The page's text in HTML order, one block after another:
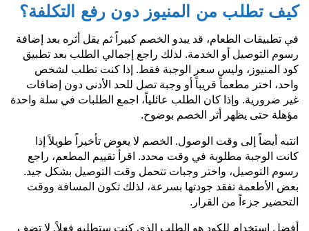
كيف تطلب من المنيوز دون رفع التكلفة؟
في تطبيقات الطعام، قد يبدو الخصم كبيراً ثم يقل أثره بعد إضافة
رسوم التوصيل أو الخدمة. لذلك راجع إجمالي الطلب بعد تطبيق
كود المنيوز، وليس سعر الوجبة فقط. إذا كنت تطلب لشخص
واحد، اختر مطعماً قريباً أو وجبة تصل للحد الأدنى دون إضافات
غير ضرورية. وإذا كان الطلب عائلياً، اجمع الطلبات في سلة واحدة
مؤهلة حتى يظهر أثر الخصم بوضوح.
انتبه أيضاً إلى وقت الوصول. الخصم لا يعوض تأخيراً طويلاً إذا
كانت الوجبة مطلوبة في وقت محدد. اقرأ تقييم المطعم، راجع
رسوم التوصيل، واختر وجبات تتحمل وقت التوصيل بشكل جيد.
بعض الأطعمة تفقد جودتها بسرعة، لذلك تكون المسافة ووقت
التحضير جزءاً من القرار.
أفضل استخدام للكود هو الطلب الذي كنت ستطلبه فعلاً. لا تضف